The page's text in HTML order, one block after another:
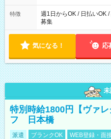
特徴
週1日からOK / 日払いOK
募集
気になる！ 応
特別時給1800円【ヴァ
フ 日本橋
派遣 ブランクOK WEB登録・面